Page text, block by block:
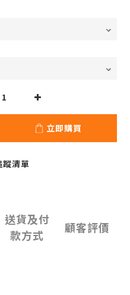
立即購買
蹤清單
送貨及付
款方式
顧客評價